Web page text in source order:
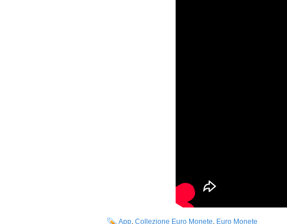
App, Collezione Euro Monete, Euro Monete